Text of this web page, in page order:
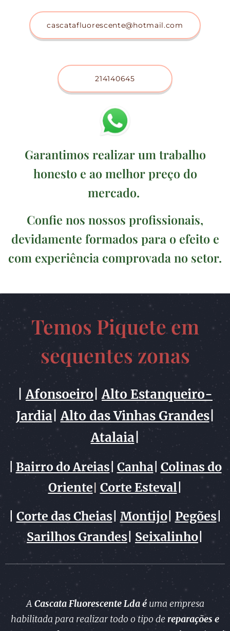
cascatafluorescente@hotmail.com
214140645
Garantimos realizar um trabalho
honesto e ao melhor preço do
mercado.
Confie nos nossos profissionais,
devidamente formados para o efeito e
com experiência comprovada no setor.
Temos Piquete em
sequentes zonas
|Afonsoeiro|Alto Estanqueiro-
Jardia|Alto das Vinhas Grandes|
Atalaia|
|Bairro do Areias| Canha| Colinas do
Oriente Corte Esteval|
Corte das Cheias| Montijo| Pegões|
Sarilhos Grandes Seixalinho
ACascata Fluorescente Lda éuma empresa
habilitada para realizar todo o tipo de reparações e